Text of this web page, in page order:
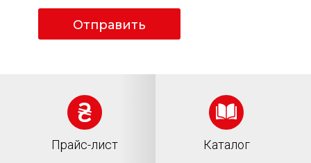
Отправить
Прайс-лист Каталог